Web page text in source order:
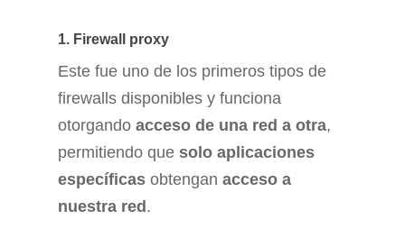
1. Firewall proxy
Este fue uno de los primeros tipos de
firewalls disponibles y funciona
otorgando acceso de una red a otra,
permitiendo que solo aplicaciones
específicas obtengan acceso a
nuestra red .